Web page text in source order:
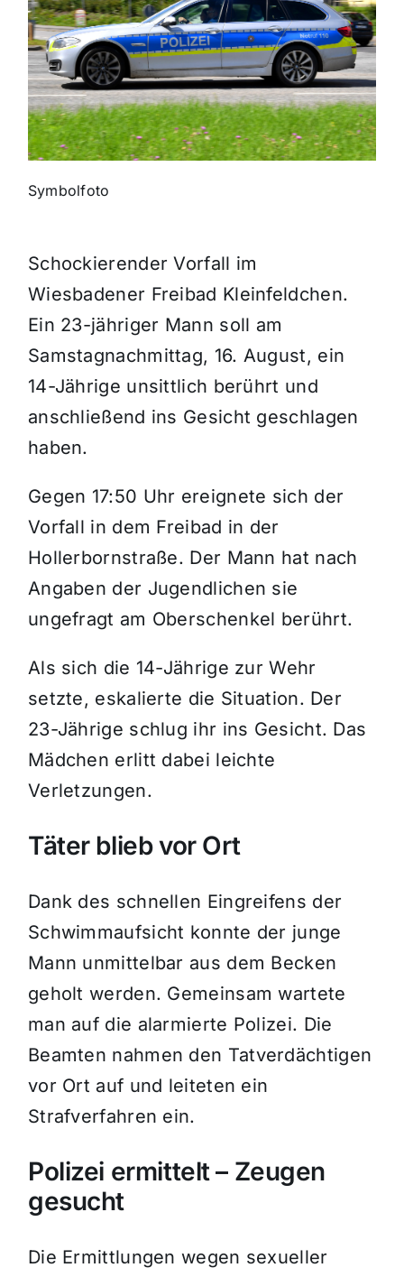
Polizeimeldungen
Themen und Termine
Symbolfoto
Schockierender Vorfall im
Wiesbadener Freibad Kleinfeldchen.
Ein 23-jähriger Mann soll am
Samstagnachmittag, 16. August, ein
14-Jährige unsittlich berührt und
anschließend ins Gesicht geschlagen
haben.
Gegen 17:50 Uhr ereignete sich der
Vorfall in dem Freibad in der
Hollerbornstraße. Der Mann hat nach
Angaben der Jugendlichen sie
ungefragt am Oberschenkel berührt.
Als sich die 14-Jährige zur Wehr
setzte, eskalierte die Situation. Der
23-Jährige schlug ihr ins Gesicht. Das
Mädchen erlitt dabei leichte
Verletzungen.
Täter blieb vor Ort
Dank des schnellen Eingreifens der
Schwimmaufsicht konnte der junge
Mann unmittelbar aus dem Becken
geholt werden. Gemeinsam wartete
man auf die alarmierte Polizei. Die
Beamten nahmen den Tatverdächtigen
vor Ort auf und leiteten ein
Strafverfahren ein.
Polizei ermittelt – Zeugen
gesucht
Die Ermittlungen wegen sexueller